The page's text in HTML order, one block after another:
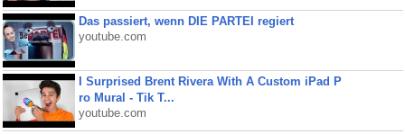
Das passiert, wenn DIE PARTEI regiert
youtube.com
I Surprised Brent Rivera With A Custom iPad P
ro Mural - Tik T...
youtube.com